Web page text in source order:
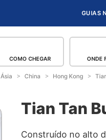
GUIAS
COMO CHEGAR ONDE
Ásia China Hong Kong
Tian Tan
Construído no alto